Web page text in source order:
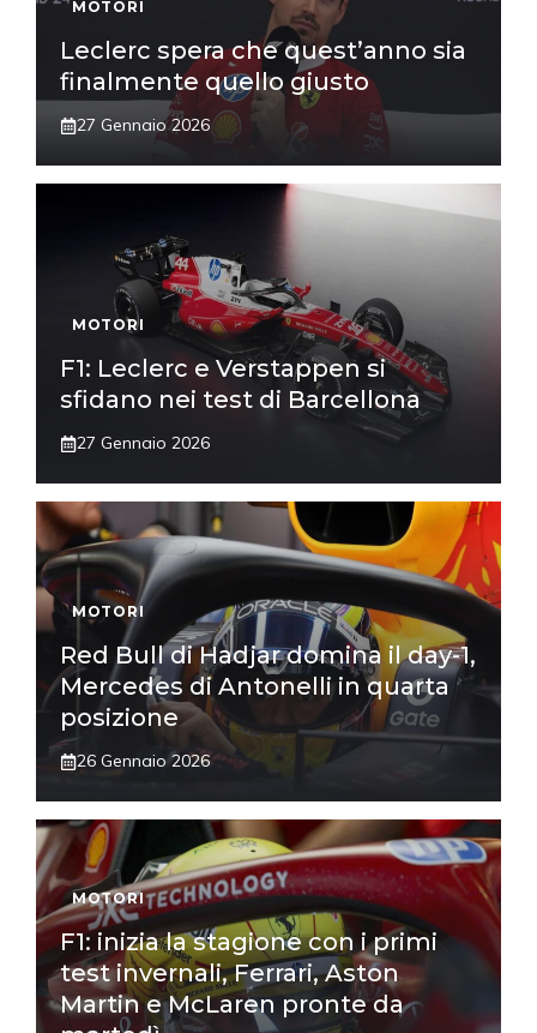
MOTORI
Leclerc spera che quest’anno sia
finalmente quello giusto
27 Gennaio 2026
MOTORI
F1: Leclerc e Verstappen si
sfidano nei test di Barcellona
27 Gennaio 2026
MOTORI
Red Bull di Hadjar domina il day-1,
Mercedes di Antonelli in quarta
posizione
26 Gennaio 2026
MOTORI
F1: inizia la stagione con i primi
test invernali, Ferrari, Aston
Martin e McLaren pronte da